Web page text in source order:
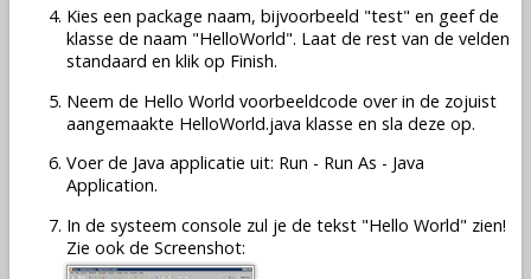
Kies een package naam, bijvoorbeeld "test" en geef de
klasse de naam "HelloWorld". Laat de rest van de velden
standaard en klik op Finish.
Neem de Hello World voorbeeldcode over in de zojuist
aangemaakte HelloWorld.java klasse en sla deze op.
Voer de Java applicatie uit: Run - Run As - Java
Application.
In de systeem console zul je de tekst "Hello World" zien!
Zie ook de Screenshot: